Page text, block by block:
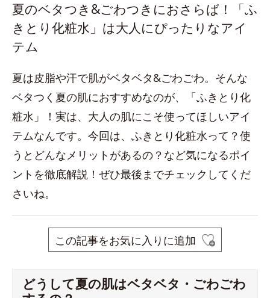
夏のベタつき&ごわつきにおさらば！「ふ
きとり化粧水」は大人にぴったりなアイ
テム
夏は皮脂や汗で肌がベタベタ&ごわごわ。そんな
ベタつく夏の肌におすすめなのが、「ふきとり化
粧水」！実は、大人の肌にこそ使ってほしいアイ
テムなんです。今回は、ふきとり化粧水って？使
うとどんなメリットがあるの？など気になるポイ
ントを徹底解説！ぜひ最後までチェックしてくだ
さいね。
この記事をお気に入りに追加
どうして夏の肌はベタベタ・ごわごわ